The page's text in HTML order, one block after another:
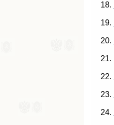
18.
19.
20.
21.
22.
23.
24.